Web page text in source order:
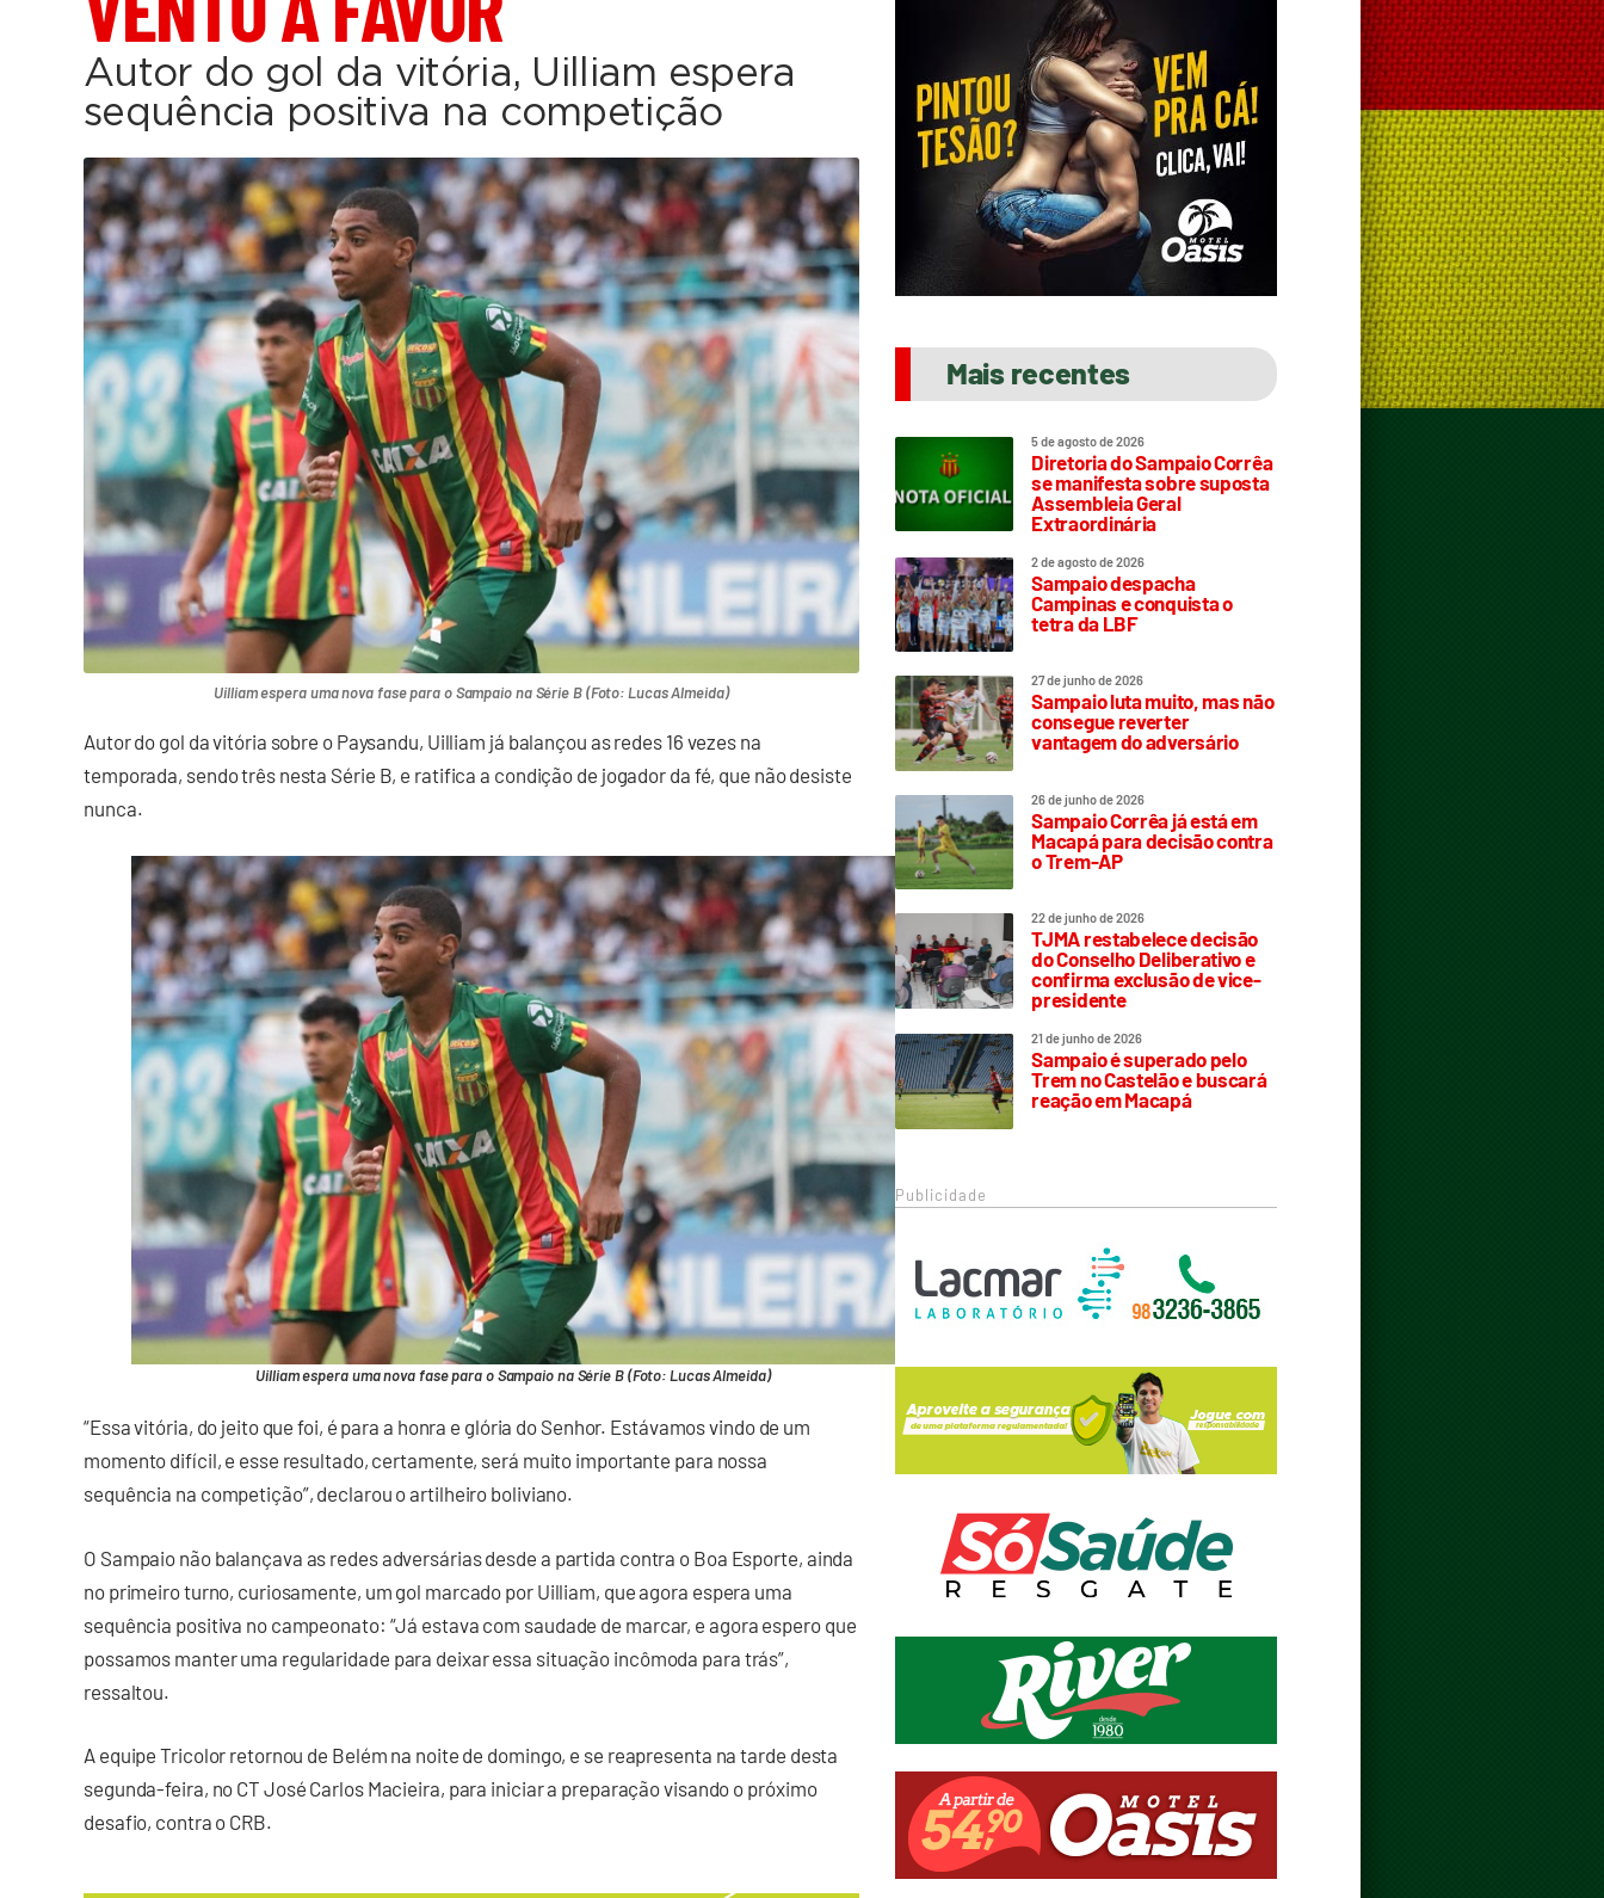
Autor do gol da vitória, Uilliam espera
sequência positiva na competição
Uilliam espera uma nova fase para o Sampaio na Série B (Foto: Lucas Almeida)
Autor do gol da vitória sobre o Paysandu, Uilliam já balançou as redes 16 vezes na
temporada, sendo três nesta Série B, e ratifica a condição de jogador da fé, que não desiste
nunca.
Uilliam espera uma nova fase para o Sampaio na Série B (Foto: Lucas Almeida)
“Essa vitória, do jeito que foi, é para a honra e glória do Senhor. Estávamos vindo de um
momento difícil, e esse resultado, certamente, será muito importante para nossa
sequência na competição”, declarou o artilheiro boliviano.
O Sampaio não balançava as redes adversárias desde a partida contra o Boa Esporte, ainda
no primeiro turno, curiosamente, um gol marcado por Uilliam, que agora espera uma
sequência positiva no campeonato: “Já estava com saudade de marcar, e agora espero que
possamos manter uma regularidade para deixar essa situação incômoda para trás”,
ressaltou.
A equipe Tricolor retornou de Belém na noite de domingo, e se reapresenta na tarde desta
segunda-feira, no CT José Carlos Macieira, para iniciar a preparação visando o próximo
desafio, contra o CRB.
Mais recentes
5 de agosto de 2026
Diretoria do Sampaio Corrêa
se manifesta sobre suposta
Assembleia Geral
Extraordinária
2 de agosto de 2026
Sampaio despacha
Campinas e conquista o
tetra da LBF
27 de junho de 2026
Sampaio luta muito, mas não
consegue reverter
vantagem do adversário
26 de junho de 2026
Sampaio Corrêa já está em
Macapá para decisão contra
o Trem-AP
22 de junho de 2026
TJMA restabelece decisão
do Conselho Deliberativo e
confirma exclusão de vice-
presidente
21 de junho de 2026
Sampaio é superado pelo
Trem no Castelão e buscará
reação em Macapá
Publicidade